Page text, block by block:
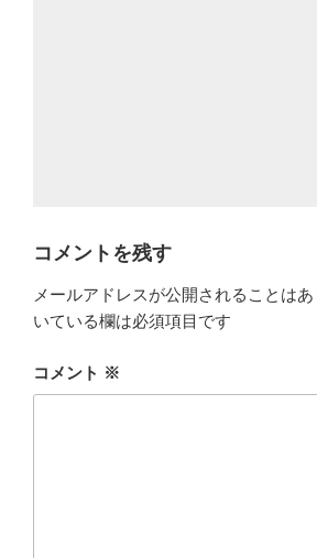
コメントを残す
メールアドレスが公開されることはあ
いている欄は必須項目です
コメント ※